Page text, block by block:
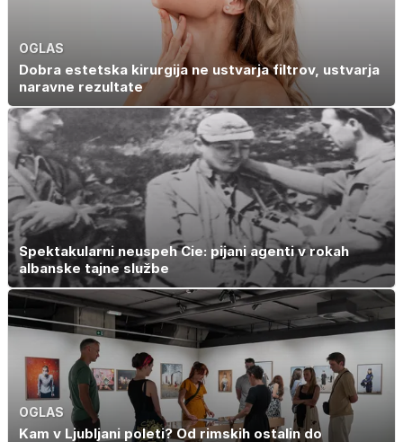
OGLAS
Dobra estetska kirurgija ne ustvarja filtrov, ustvarja
naravne rezultate
Spektakularni neuspeh Cie: pijani agenti v rokah
albanske tajne službe
OGLAS
Kam v Ljubljani poleti? Od rimskih ostalin do